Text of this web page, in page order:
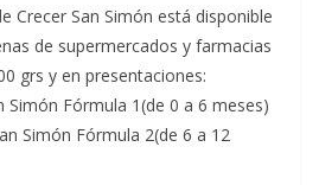
Crecer San Simón está disponible
de supermercados y farmacias
grs y en presentaciones:
Simón Fórmula 1(de 0 a 6 meses)
Simón Fórmula 2(de 6 a 12